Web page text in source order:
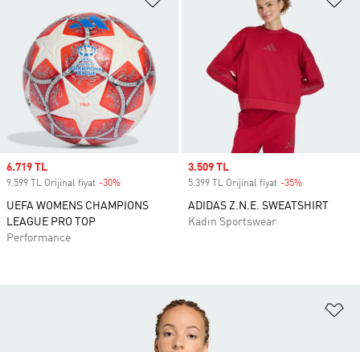
Sale price
6.719 TL
9.599 TL Orijinal fiyat -30%
UEFA WOMENS CHAMPIONS
LEAGUE PRO TOP
Performance
Sale price
3.509 TL
5.399 TL Orijinal fiyat -35%
ADIDAS Z.N.E. SWEATSHIRT
Kadın Sportswear